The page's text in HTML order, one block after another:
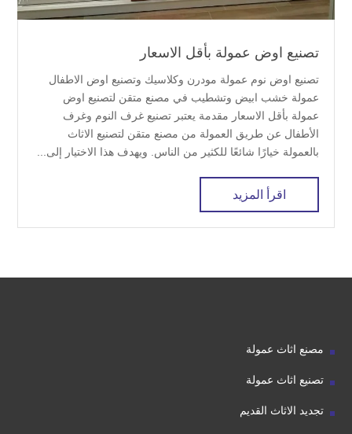
تصنيع اوض عمولة بأقل الاسعار
تصنيع اوض نوم عمولة مودرن وكلاسيك وتصنيع اوض الاطفال
عمولة خشب ابيض وتشطيب في مصنع متقن لتصنيع اوض
عمولة بأقل الاسعار مقدمة يعتبر تصنيع غرف النوم وغرف
الأطفال عن طريق العمولة من مصنع متقن لتصنيع الاثاث
بالعمولة خيارًا شائعًا للكثير من الناس. ويهدف هذا الاختيار إلى...
اقرأ المزيد
مصنع اثاث عمولة
تصنيع اثاث عمولة
تجديد الاثاث القديم